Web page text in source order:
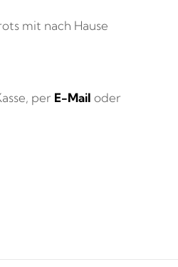
mit nach Hause
per E-Mail oder